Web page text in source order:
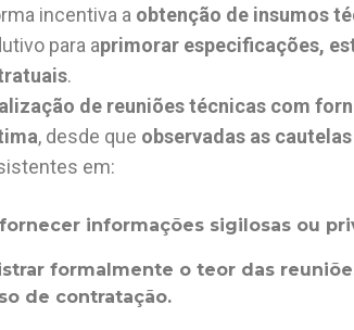
incentiva a obtenção de insumos
para aprimorar especificações,
.
de reuniões técnicas com
, desde que observadas as cautelas
em:
informações sigilosas ou
formalmente o teor das
de contratação.